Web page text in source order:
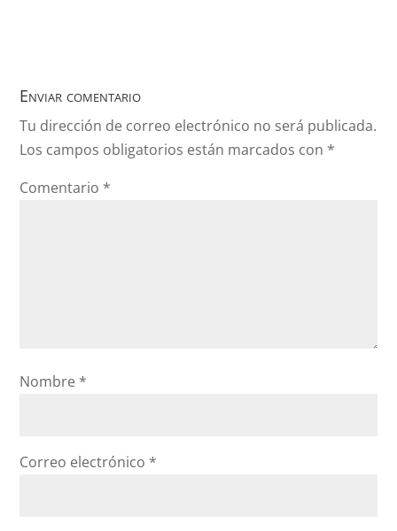
Enviar comentario
Tu dirección de correo electrónico no será publicada.
Los campos obligatorios están marcados con *
Comentario *
Nombre *
Correo electrónico *